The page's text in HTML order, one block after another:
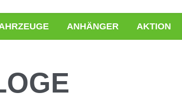
ANHÄNGER AKTION